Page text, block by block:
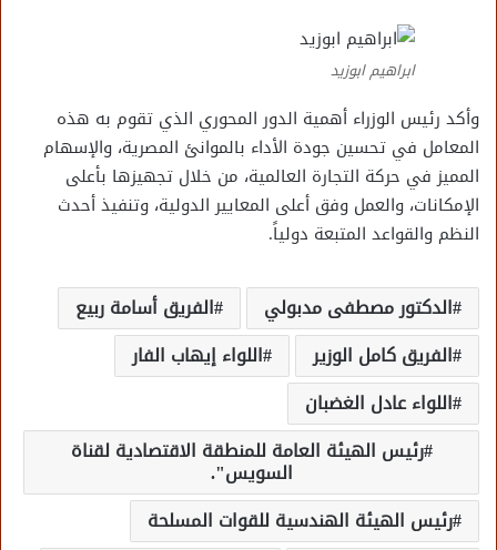
ابراهيم ابوزيد
وأكد رئيس الوزراء أهمية الدور المحوري الذي تقوم به هذه
المعامل في تحسين جودة الأداء بالموانئ المصرية، والإسهام
المميز في حركة التجارة العالمية، من خلال تجهيزها بأعلى
الإمكانات، والعمل وفق أعلى المعايير الدولية، وتنفيذ أحدث
النظم والقواعد المتبعة دولياً.
الدكتور مصطفى مدبولي
الفريق أسامة ربيع
الفريق كامل الوزير
اللواء إيهاب الفار
اللواء عادل الغضبان
رئيس الهيئة العامة للمنطقة الاقتصادية لقناة
السويس".
رئيس الهيئة الهندسية للقوات المسلحة